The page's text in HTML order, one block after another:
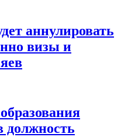
аннулировать
визы и
должность